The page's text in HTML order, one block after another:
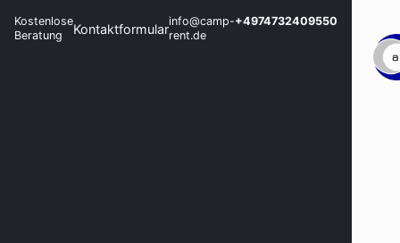
Kostenlose
Beratung
Kontaktformularinfo@camp-
rent.de
+4974732409550